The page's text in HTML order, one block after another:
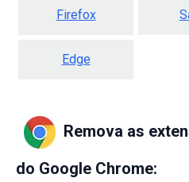
Firefox
Edge
Remova as
do Google Chrome: